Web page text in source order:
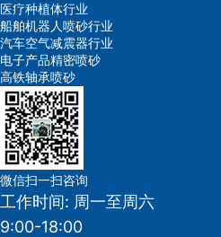
医疗种植体行业
船舶机器人喷砂行业
汽车空气减震器行业
电子产品精密喷砂
高铁轴承喷砂
微信扫一扫咨询
工作时间: 周一至周六
9:00-18:00